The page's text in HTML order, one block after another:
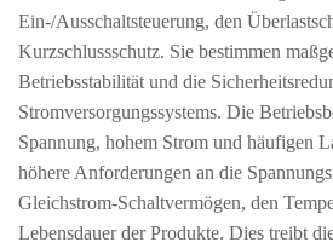
Ein-/Ausschaltsteuerung, den
Kurzschlussschutz. Sie bestimmen
Betriebsstabilität und die
Stromversorgungssystems. Die
Spannung, hohem Strom und häufigen
höhere Anforderungen an die
Gleichstrom-Schaltvermögen, den
Lebensdauer der Produkte. Dies treibt